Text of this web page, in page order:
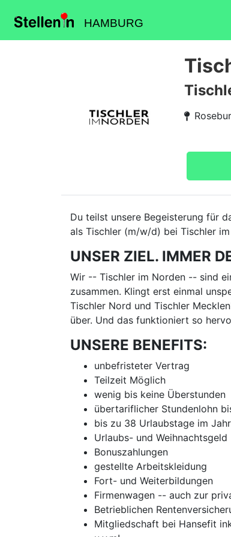
HAMBURG
Du teilst unsere Begeisterung für
als Tischler (m/w/d) bei Tischler
UNSER ZIEL. IMMER
Wir -- Tischler im Norden -- sind
zusammen. Klingt erst einmal
Tischler Nord und Tischler
über. Und das funktioniert so
UNSERE BENEFITS:
unbefristeter Vertrag
Teilzeit Möglich
wenig bis keine Überstunden
übertariflicher Stundenlohn
bis zu 38 Urlaubstage im Jahr
Urlaubs- und Weihnachtsgeld
Bonuszahlungen
gestellte Arbeitskleidung
Fort- und Weiterbildungen
Firmenwagen -- auch zur
Betrieblichen
Mitgliedschaft bei Hansefit